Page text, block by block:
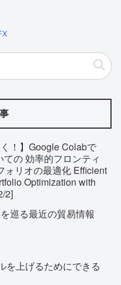
く！】Google Colabで
ての 効率的フロンティ
ォリオの最適化 Efficient
Optimization with
2]
巡る最近の貿易情報
を上げるためにできる